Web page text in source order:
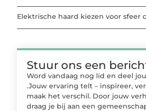
Elektrische haard kiezen voor sfeer
Stuur ons een
Word vandaag nog lid en deel
.Jouw ervaring telt – inspireer,
maak het verschil. Door jouw
draag je bij aan een